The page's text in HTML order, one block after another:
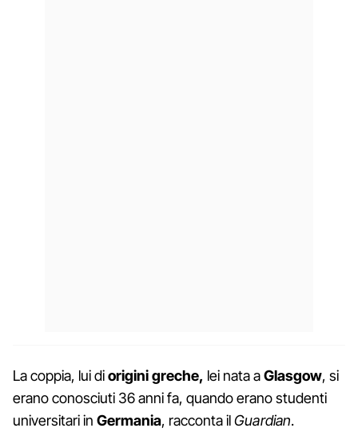
La coppia, lui diorigini greche, lei nata aGlasgow, si
erano conosciuti 36 anni fa, quando erano studenti
universitari in Germania, racconta ilGuardian.